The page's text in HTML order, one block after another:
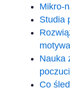
Mikro-
Studia
Nauka
Co